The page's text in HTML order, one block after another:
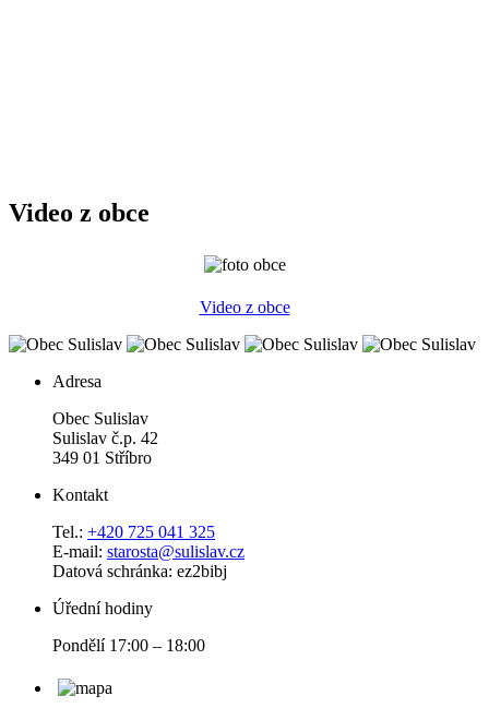
Video z obce
Video z obce
Adresa
Obec Sulislav
Sulislav č.p. 42
349 01 Stříbro
Kontakt
Tel.: +420 725 041 325
E-mail: starosta@sulislav.cz
Datová schránka: ez2bibj
Úřední hodiny
Pondělí 17:00 – 18:00